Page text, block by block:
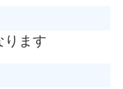
ります